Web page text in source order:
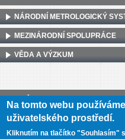
NÁRODNÍ METROLOGICKÝ
MEZINÁRODNÍ SPOLUPRÁCE
VĚDA A VÝZKUM
Mapa webu
Na tomto webu
uživatelského prostředí.
Kliknutím na tlačítko "Souhlasím"